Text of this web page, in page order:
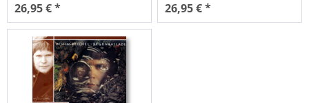
26,95 € * 26,95 € *